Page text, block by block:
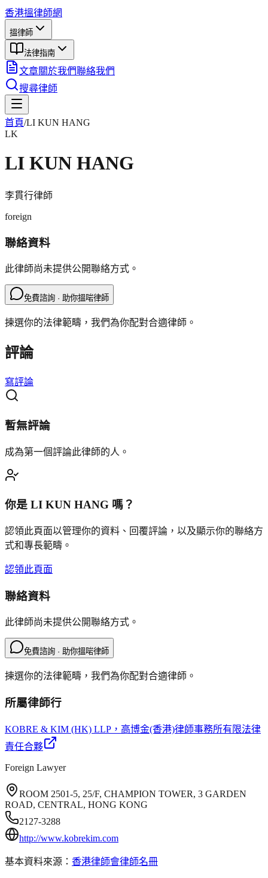
香港搵律師網
搵律師
法律指南
文章關於我們聯絡我們
搜尋律師
首頁/LI KUN HANG
LK
LI KUN HANG
李貫行律師
foreign
聯絡資料
此律師尚未提供公開聯絡方式。
免費諮詢 · 助你搵啱律師
揀選你的法律範疇，我們為你配對合適律師。
評論
寫評論
暫無評論
成為第一個評論此律師的人。
你是 LI KUN HANG 嗎？
認領此頁面以管理你的資料、回覆評論，以及顯示你的聯絡方
式和專長範疇。
認領此頁面
聯絡資料
此律師尚未提供公開聯絡方式。
免費諮詢 · 助你搵啱律師
揀選你的法律範疇，我們為你配對合適律師。
所屬律師行
KOBRE & KIM (HK) LLP ，高博金(香港)律師事務所有限法律
責任合夥
Foreign Lawyer
ROOM 2501-5, 25/F, CHAMPION TOWER, 3 GARDEN
ROAD, CENTRAL, HONG KONG
2127-3288
http://www.kobrekim.com
基本資料來源： 香港律師會律師名冊